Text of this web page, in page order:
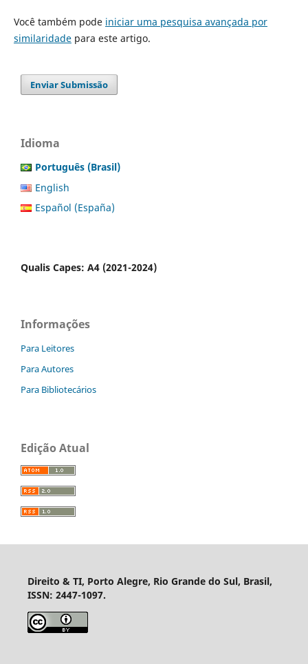
Você também pode iniciar uma pesquisa avançada por
similaridadepara este artigo.
Enviar Submissão
Idioma
Português (Brasil)
English
Español (España)
Qualis Capes: A4 (2021-2024)
Informações
Para Leitores
Para Autores
Para Bibliotecários
Edição Atual
Direito & TI, Porto Alegre, Rio Grande do Sul, Brasil,
ISSN: 2447-1097.